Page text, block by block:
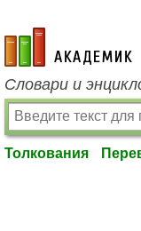
academic.ru
Словари и
Толкования